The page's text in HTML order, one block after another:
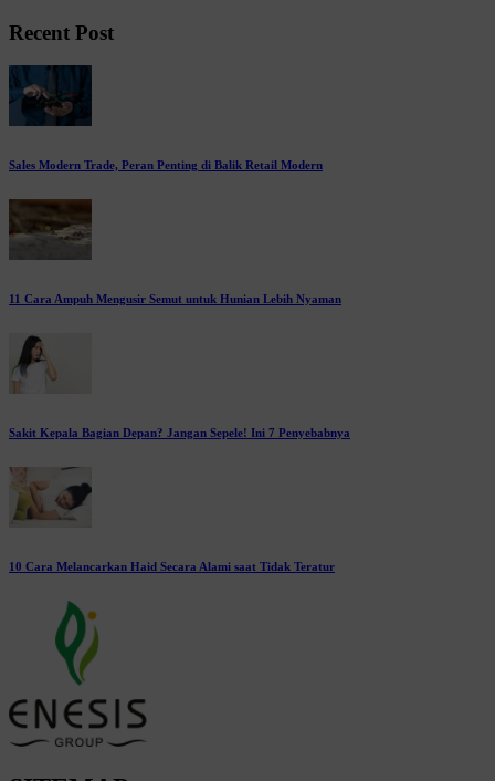
Recent Post
Sales Modern Trade, Peran Penting di Balik Retail Modern
11 Cara Ampuh Mengusir Semut untuk Hunian Lebih Nyaman
Sakit Kepala Bagian Depan? Jangan Sepele! Ini 7 Penyebabnya
10 Cara Melancarkan Haid Secara Alami saat Tidak Teratur